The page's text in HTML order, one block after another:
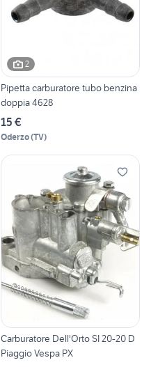
2
Pipetta carburatore tubo benzina
doppia 4628
15 €
Oderzo(TV)
Carburatore Dell'Orto SI 20-20 D
Piaggio Vespa PX